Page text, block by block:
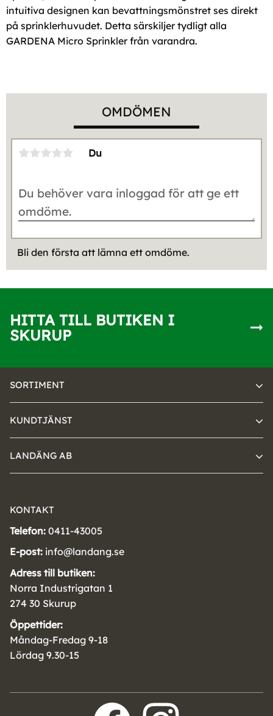
intuitiva designen kan bevattningsmönstret ses direkt
på sprinklerhuvudet. Detta särskiljer tydligt alla
GARDENA Micro Sprinkler från varandra.
OMDÖMEN
Du
Bli den första att lämna ett omdöme.
HITTA TILL BUTIKEN I
SKURUP
SORTIMENT
KUNDTJÄNST
LANDÄNG AB
KONTAKT
Telefon: 0411-43005
E-post: info@landang.se
Adress till butiken:
Norra Industrigatan 1
274 30 Skurup
Öppettider:
Måndag-Fredag 9-18
Lördag 9.30-15